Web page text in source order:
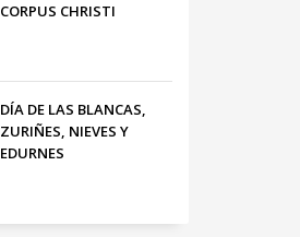
CORPUS CHRISTI
DÍA DE LAS BLANCAS,
ZURIÑES, NIEVES Y
EDURNES